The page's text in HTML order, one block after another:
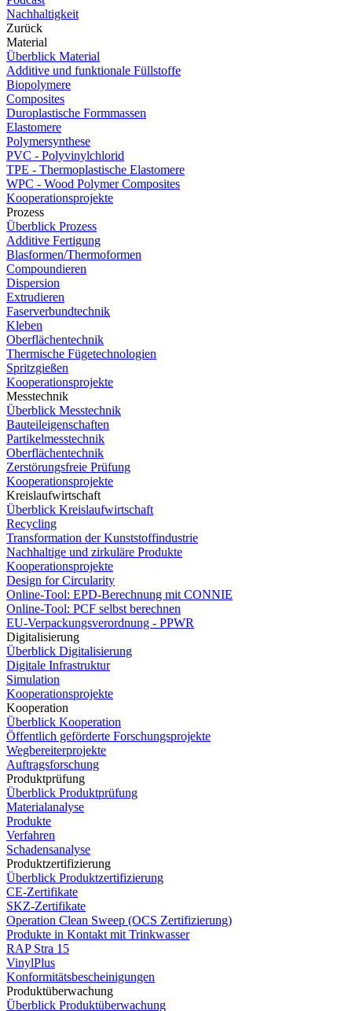
Nachhaltigkeit
Zurück
Material
Überblick Material
Additive und funktionale Füllstoffe
Biopolymere
Composites
Duroplastische Formmassen
Elastomere
Polymersynthese
PVC - Polyvinylchlorid
TPE - Thermoplastische Elastomere
WPC - Wood Polymer Composites
Kooperationsprojekte
Prozess
Überblick Prozess
Additive Fertigung
Blasformen/Thermoformen
Compoundieren
Dispersion
Extrudieren
Faserverbundtechnik
Kleben
Oberflächentechnik
Thermische Fügetechnologien
Spritzgießen
Kooperationsprojekte
Messtechnik
Überblick Messtechnik
Bauteileigenschaften
Partikelmesstechnik
Oberflächentechnik
Zerstörungsfreie Prüfung
Kooperationsprojekte
Kreislaufwirtschaft
Überblick Kreislaufwirtschaft
Recycling
Transformation der Kunststoffindustrie
Nachhaltige und zirkuläre Produkte
Kooperationsprojekte
Design for Circularity
Online-Tool: EPD-Berechnung mit CONNIE
Online-Tool: PCF selbst berechnen
EU-Verpackungsverordnung - PPWR
Digitalisierung
Überblick Digitalisierung
Digitale Infrastruktur
Simulation
Kooperationsprojekte
Kooperation
Überblick Kooperation
Öffentlich geförderte Forschungsprojekte
Wegbereiterprojekte
Auftragsforschung
Produktprüfung
Überblick Produktprüfung
Materialanalyse
Produkte
Verfahren
Schadensanalyse
Produktzertifizierung
Überblick Produktzertifizierung
CE-Zertifikate
SKZ-Zertifikate
Operation Clean Sweep (OCS Zertifizierung)
Produkte in Kontakt mit Trinkwasser
RAP Stra 15
VinylPlus
Konformitätsbescheinigungen
Produktüberwachung
Überblick Produktüberwachung